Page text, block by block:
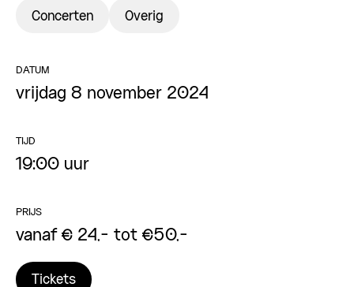
Concerten Overig
DATUM
vrijdag 8 november 2024
TIJD
19:00 uur
PRIJS
vanaf € 24,- tot €50,-
Tickets